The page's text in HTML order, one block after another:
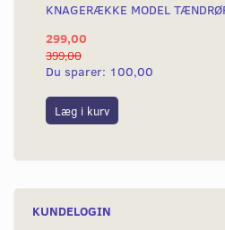
KNAGERÆKKE MODEL
299,00
399,00
Du sparer: 100,00
Læg i kurv
KUNDELOGIN